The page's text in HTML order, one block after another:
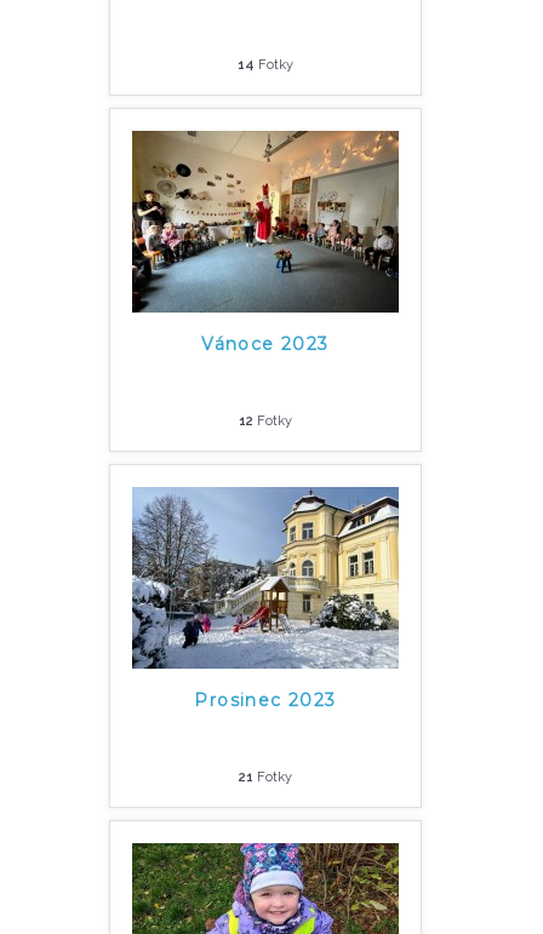
14 Fotky
Vánoce 2023
12 Fotky
Prosinec 2023
21 Fotky